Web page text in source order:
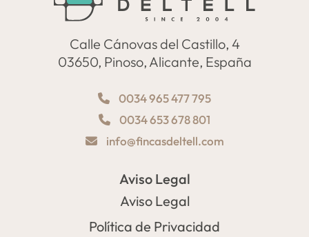
Calle Cánovas del Castillo, 4
03650, Pinoso, Alicante, España
0034 965 477 795
0034 653 678 801
info@fincasdeltell.com
Aviso Legal
Aviso Legal
Política de Privacidad